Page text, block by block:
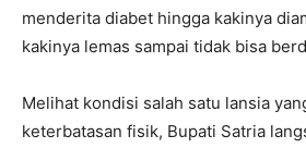
menderita diabet hingga kakinya
kakinya lemas sampai tidak bisa
Melihat kondisi salah satu lansia
keterbatasan fisik, Bupati Satria